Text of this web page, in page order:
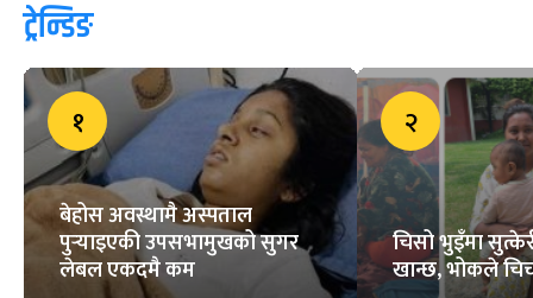
ट्रेन्डिङ
१
बेहोस अवस्थामै अस्पताल
पुर्‍याइएकी उपसभामुखको सुगर
लेबल एकदमै कम
२
चिसो भुइँमा
खान्छ, भोकले